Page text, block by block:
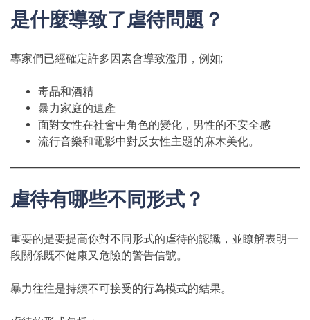
是什麼導致了虐待問題？
專家們已經確定許多因素會導致濫用，例如;
毒品和酒精
暴力家庭的遺產
面對女性在社會中角色的變化，男性的不安全感
流行音樂和電影中對反女性主題的麻木美化。
虐待有哪些不同形式？
重要的是要提高你對不同形式的虐待的認識，並瞭解表明一
段關係既不健康又危險的警告信號。
暴力往往是持續不可接受的行為模式的結果。